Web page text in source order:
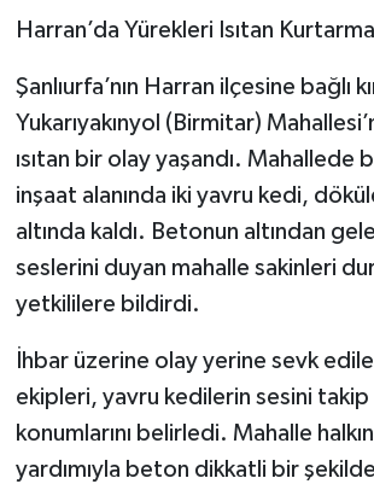
Harran’da Yürekleri Isıtan
Şanlıurfa’nın Harran ilçesine bağlı
Yukarıyakınyol (Birmitar)
ısıtan bir olay yaşandı. Mahallede
inşaat alanında iki yavru kedi,
altında kaldı. Betonun altından
seslerini duyan mahalle sakinleri
yetkililere bildirdi.
İhbar üzerine olay yerine sevk
ekipleri, yavru kedilerin sesini
konumlarını belirledi. Mahalle
yardımıyla beton dikkatli bir şekilde